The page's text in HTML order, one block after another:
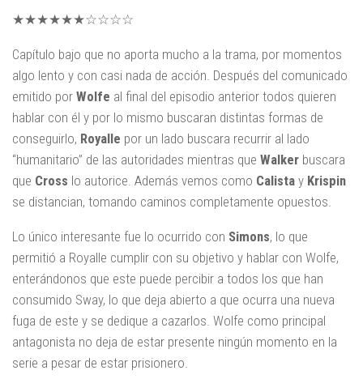
★★★★★★☆☆☆☆
Capítulo bajo que no aporta mucho a la trama, por momentos
algo lento y con casi nada de acción. Después del comunicado
emitido por Wolfe al final del episodio anterior todos quieren
hablar con él y por lo mismo buscaran distintas formas de
conseguirlo, Royalle por un lado buscara recurrir al lado
“humanitario” de las autoridades mientras que Walker buscara
que Cross lo autorice. Además vemos como Calista y Krispin
se distancian, tomando caminos completamente opuestos.
Lo único interesante fue lo ocurrido con Simons, lo que
permitió a Royalle cumplir con su objetivo y hablar con Wolfe,
enterándonos que este puede percibir a todos los que han
consumido Sway, lo que deja abierto a que ocurra una nueva
fuga de este y se dedique a cazarlos. Wolfe como principal
antagonista no deja de estar presente ningún momento en la
serie a pesar de estar prisionero.